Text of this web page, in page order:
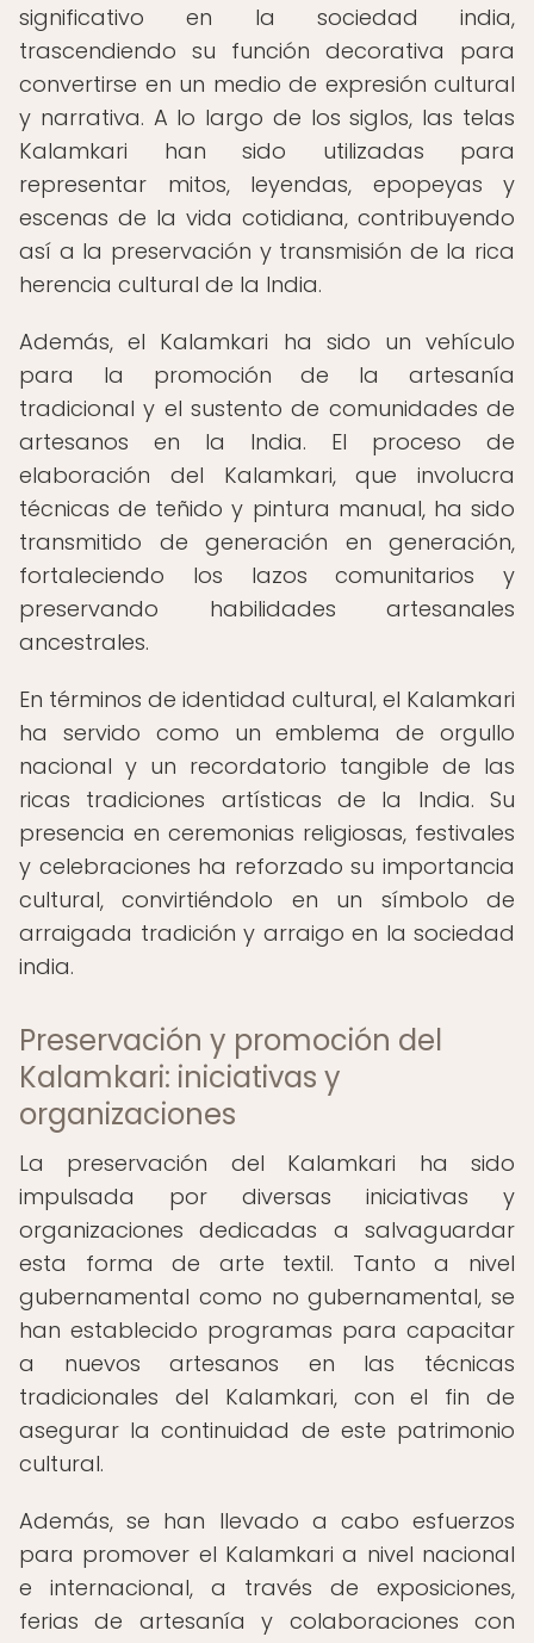
significativo en la sociedad india,
trascendiendo su función decorativa para
convertirse en un medio de expresión cultural
y narrativa. A lo largo de los siglos, las telas
Kalamkari han sido utilizadas para
representar mitos, leyendas, epopeyas y
escenas de la vida cotidiana, contribuyendo
así a la preservación y transmisión de la rica
herencia cultural de la India.
Además, el Kalamkari ha sido un vehículo
para la promoción de la artesanía
tradicional y el sustento de comunidades de
artesanos en la India. El proceso de
elaboración del Kalamkari, que involucra
técnicas de teñido y pintura manual, ha sido
transmitido de generación en generación,
fortaleciendo los lazos comunitarios y
preservando habilidades artesanales
ancestrales.
En términos de identidad cultural, el Kalamkari
ha servido como un emblema de orgullo
nacional y un recordatorio tangible de las
ricas tradiciones artísticas de la India. Su
presencia en ceremonias religiosas, festivales
y celebraciones ha reforzado su importancia
cultural, convirtiéndolo en un símbolo de
arraigada tradición y arraigo en la sociedad
india.
Preservación y promoción del
Kalamkari: iniciativas y
organizaciones
La preservación del Kalamkari ha sido
impulsada por diversas iniciativas y
organizaciones dedicadas a salvaguardar
esta forma de arte textil. Tanto a nivel
gubernamental como no gubernamental, se
han establecido programas para capacitar
a nuevos artesanos en las técnicas
tradicionales del Kalamkari, con el fin de
asegurar la continuidad de este patrimonio
cultural.
Además, se han llevado a cabo esfuerzos
para promover el Kalamkari a nivel nacional
e internacional, a través de exposiciones,
ferias de artesanía y colaboraciones con